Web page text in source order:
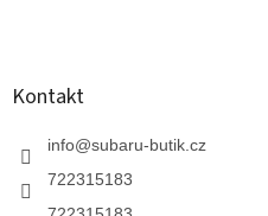
Kontakt
info@subaru-butik.cz
722315183